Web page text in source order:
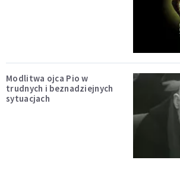
Modlitwa ojca Pio w
trudnych i beznadziejnych
sytuacjach